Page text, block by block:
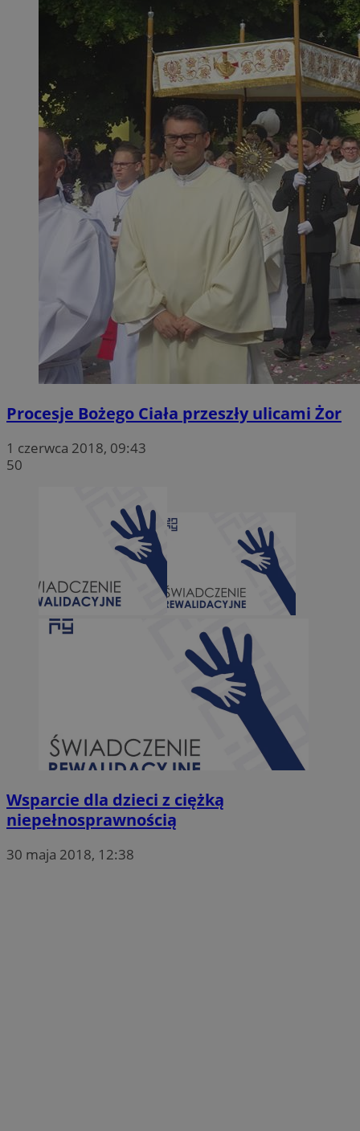
Procesje Bożego Ciała przeszły ulicami Żor
1 czerwca 2018, 09:43
50
Wsparcie dla dzieci z ciężką
niepełnosprawnością
30 maja 2018, 12:38